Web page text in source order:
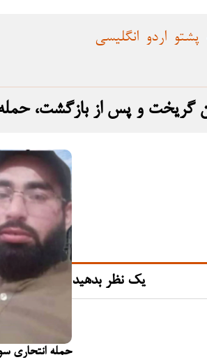
انگلیسی اردو پشتو
یک نظر بدهید